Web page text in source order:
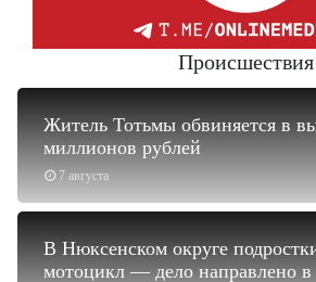
Происшествия
7 августа
Житель Тотьмы обвиняется в
миллионов рублей
В Нюксенском округе
мотоцикл — дело направлено в